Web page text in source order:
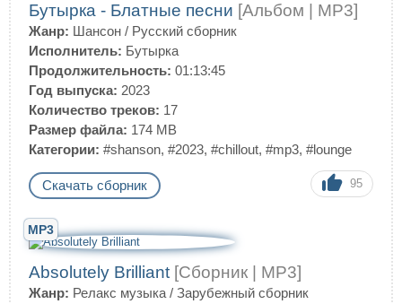
Бутырка - Блатные песни [Альбом | MP3]
Жанр: Шансон / Русский сборник
Исполнитель: Бутырка
Продолжительность: 01:13:45
Год выпуска: 2023
Количество треков: 17
Размер файла: 174 MB
Категории: #shanson, #2023, #chillout, #mp3, #lounge
Скачать сборник 95
MP3
Absolutely Brilliant [Сборник | MP3]
Жанр: Релакс музыка / Зарубежный сборник